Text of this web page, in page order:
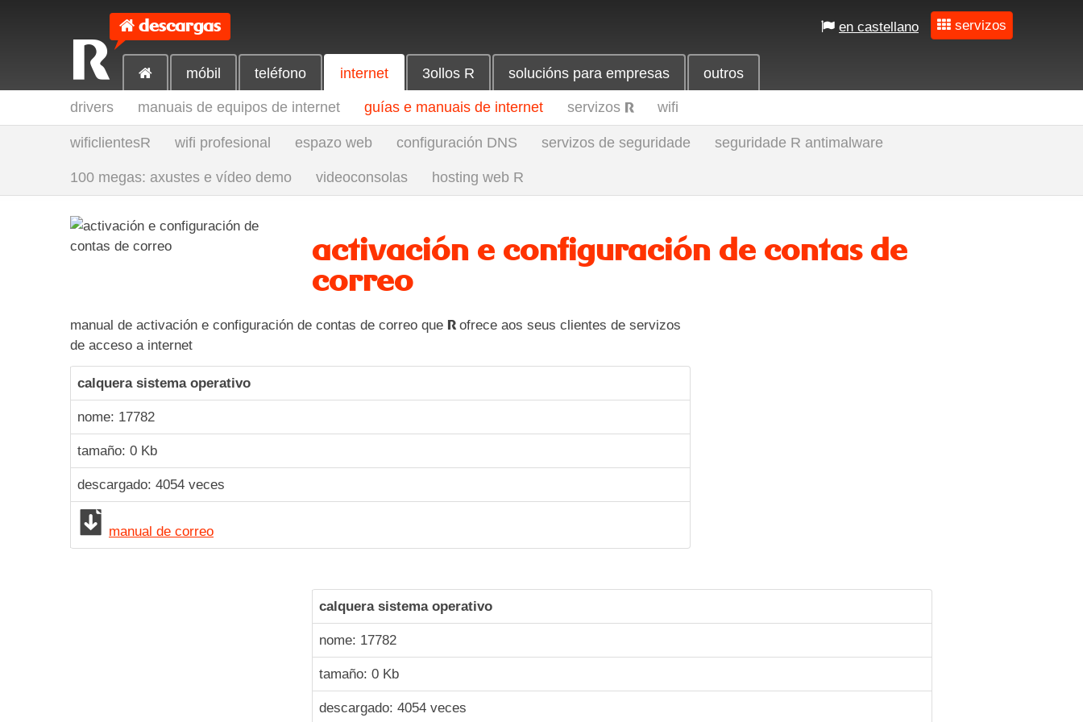
en castellano servizos
R
descargas
móbil teléfono internet 3ollos R solucións para empresas outros
drivers manuais de equipos de internet guías e manuais de internet servizos R wifi
wificlientesR wifi profesional espazo web configuración DNS servizos de seguridade seguridade R antimalware
100 megas: axustes e vídeo demo videoconsolas hosting web R
activación e configuración de contas de
correo
manual de activación e configuración de contas de correo que Rofrece aos seus clientes de servizos
de acceso a internet
calquera sistema operativo
nome: 17782
tamaño: 0 Kb
descargado: 4054 veces
manual de correo
calquera sistema operativo
nome: 17782
tamaño: 0 Kb
descargado: 4054 veces